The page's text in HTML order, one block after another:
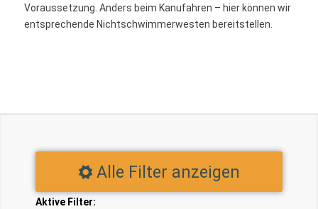
Voraussetzung. Anders beim Kanufahren – hier können wir
entsprechende Nichtschwimmerwesten bereitstellen.
Alle Filter anzeigen
Aktive Filter: